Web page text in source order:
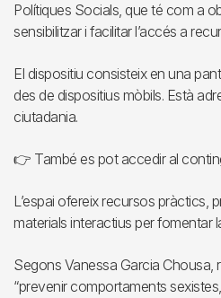
Polítiques Socials, que té com a
sensibilitzar i facilitar l’accés a
El dispositiu consisteix en una
des de dispositius mòbils. Està
ciutadania.
👉 També es pot accedir al
L’espai ofereix recursos pràctics,
materials interactius per fomentar
Segons Vanessa Garcia Chousa,
“prevenir comportaments